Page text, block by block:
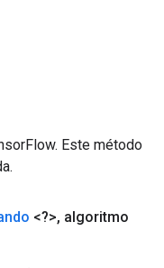
Este método
<?>, algoritmo